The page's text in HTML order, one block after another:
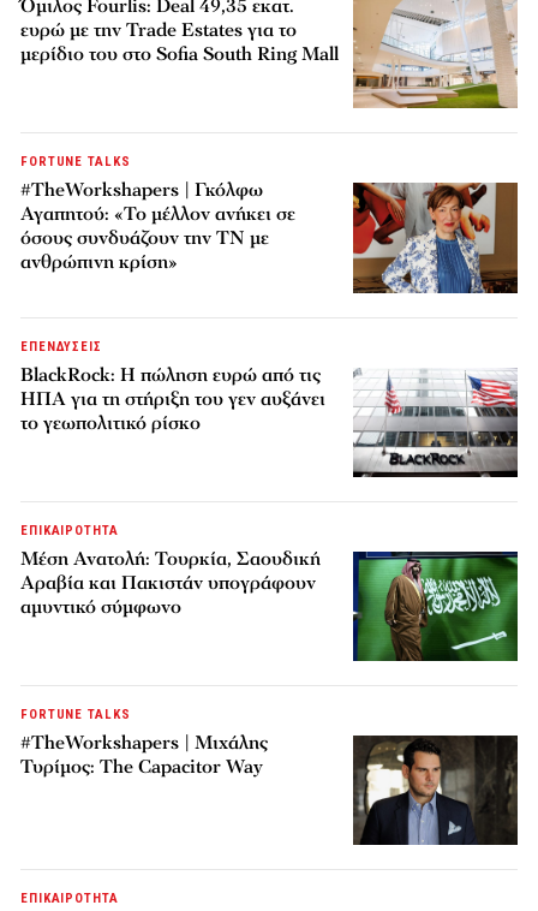
Όμιλος Fourlis: Deal 49,35 εκατ.
ευρώ με την Trade Estates για το
μερίδιο του στο Sofia South Ring Mall
FORTUNE TALKS
#TheWorkshapers | Γκόλφω
Αγαπητού: «Το μέλλον ανήκει σε
όσους συνδυάζουν την ΤΝ με
ανθρώπινη κρίση»
ΕΠΕΝΔΥΣΕΙΣ
BlackRock: Η πώληση ευρώ από τις
ΗΠΑ για τη στήριξη του γεν αυξάνει
το γεωπολιτικό ρίσκο
ΕΠΙΚΑΙΡΟΤΗΤΑ
Μέση Ανατολή: Τουρκία, Σαουδική
Αραβία και Πακιστάν υπογράφουν
αμυντικό σύμφωνο
FORTUNE TALKS
#TheWorkshapers | Μιχάλης
Τυρίμος: The Capacitor Way
ΕΠΙΚΑΙΡΟΤΗΤΑ